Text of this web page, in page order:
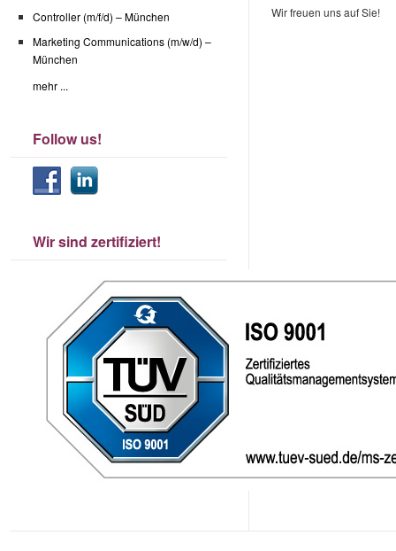
Controller (m/f/d) – München
Marketing Communications (m/w/d) –
München
mehr ...
Follow us!
Wir sind zertifiziert!
Wir freuen uns auf Sie!